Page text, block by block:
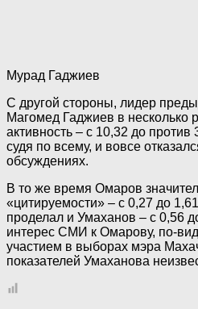
Мурад Гаджиев
С другой стороны, лидер
Магомед Гаджиев в несколько
активность – с 10,32 до
судя по всему, и вовсе
обсуждениях.
В то же время Омаров
«цитируемости» – с 0,27 до
проделал и Умаханов – с 0,56
интерес СМИ к Омарову, по-
участием в выборах мэра
показателей Умаханова